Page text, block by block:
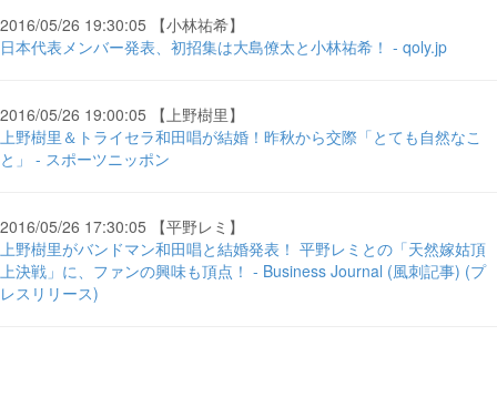
2016/05/26 19:30:05 【小林祐希】
日本代表メンバー発表、初招集は大島僚太と小林祐希！ - qoly.jp
2016/05/26 19:00:05 【上野樹里】
上野樹里＆トライセラ和田唱が結婚！昨秋から交際「とても自然なこ
と」 - スポーツニッポン
2016/05/26 17:30:05 【平野レミ】
上野樹里がバンドマン和田唱と結婚発表！ 平野レミとの「天然嫁姑頂
上決戦」に、ファンの興味も頂点！ - Business Journal (風刺記事) (プ
レスリリース)